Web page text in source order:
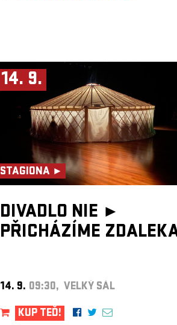
14. 9.
STAGIONA ►
DIVADLO NIE ►
PŘICHÁZÍME
14. 9. 09:30, VELKÝ SÁL
KUP TEĎ!